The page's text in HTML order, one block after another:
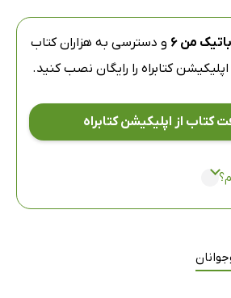
من 6
و دسترسی به هزاران کتاب
اپلیکیشن کتابراه را رایگان نصب کنید.
کتاب از اپلیکیشن کتابراه